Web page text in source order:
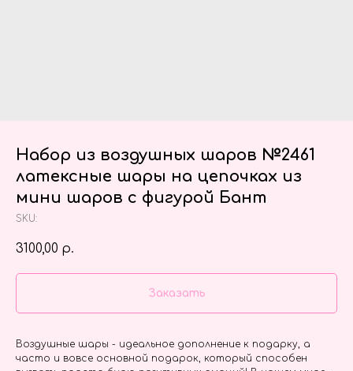
Набор из воздушных шаров №2461
латексные шары на цепочках из
мини шаров с фигурой Бант
SKU:
3100,00 р.
Заказать
Воздушные шары - идеальное дополнение к подарку, а
часто и вовсе основной подарок, который способен